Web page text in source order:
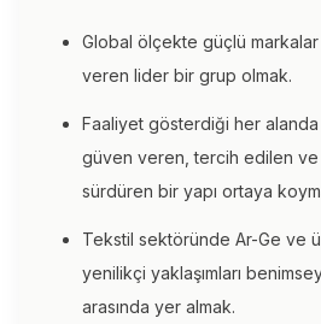
Global ölçekte güçlü
veren lider bir grup olmak.
Faaliyet gösterdiği her alanda
güven veren, tercih edilen ve
sürdüren bir yapı ortaya
Tekstil sektöründe Ar-Ge ve
yenilikçi yaklaşımları
arasında yer almak.